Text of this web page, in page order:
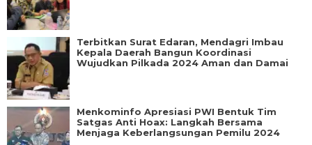
Terbitkan Surat Edaran, Mendagri Imbau
Kepala Daerah Bangun Koordinasi
Wujudkan Pilkada 2024 Aman dan Damai
Menkominfo Apresiasi PWI Bentuk Tim
Satgas Anti Hoax: Langkah Bersama
Menjaga Keberlangsungan Pemilu 2024